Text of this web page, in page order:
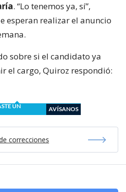
. “Lo tenemos ya, sí”,
esperan realizar el anuncio
sobre si el candidato ya
el cargo, Quiroz respondió:
UN
AVÍSANOS
correcciones